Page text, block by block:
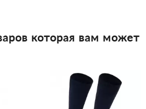
которая вам может